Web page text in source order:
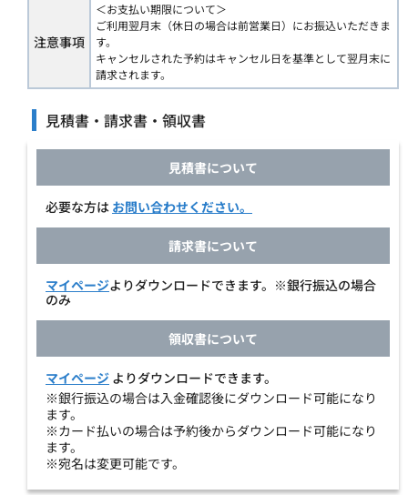
注意事項
＜お支払い期限について＞
ご利用翌月末（休日の場合は前営業日）にお振込いただきま
す。
キャンセルされた予約はキャンセル日を基準として翌月末に
請求されます。
見積書・請求書・領収書
見積書について
必要な方は お問い合わせください。
請求書について
マイページよりダウンロードできます。※銀行振込の場合
のみ
領収書について
マイページ よりダウンロードできます。
※銀行振込の場合は入金確認後にダウンロード可能になり
ます。
※カード払いの場合は予約後からダウンロード可能になり
ます。
※宛名は変更可能です。